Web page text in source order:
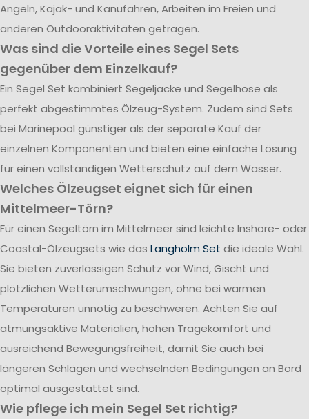
Angeln, Kajak- und Kanufahren, Arbeiten im Freien und
anderen Outdooraktivitäten getragen.
Was sind die Vorteile eines Segel Sets
gegenüber dem Einzelkauf?
Ein Segel Set kombiniert Segeljacke und Segelhose als
perfekt abgestimmtes Ölzeug-System. Zudem sind Sets
bei Marinepool günstiger als der separate Kauf der
einzelnen Komponenten und bieten eine einfache Lösung
für einen vollständigen Wetterschutz auf dem Wasser.
Welches Ölzeugset eignet sich für einen
Mittelmeer-Törn?
Für einen Segeltörn im Mittelmeer sind leichte Inshore- oder
Coastal-Ölzeugsets wie das Langholm Set die ideale Wahl.
Sie bieten zuverlässigen Schutz vor Wind, Gischt und
plötzlichen Wetterumschwüngen, ohne bei warmen
Temperaturen unnötig zu beschweren. Achten Sie auf
atmungsaktive Materialien, hohen Tragekomfort und
ausreichend Bewegungsfreiheit, damit Sie auch bei
längeren Schlägen und wechselnden Bedingungen an Bord
optimal ausgestattet sind.
Wie pflege ich mein Segel Set richtig?